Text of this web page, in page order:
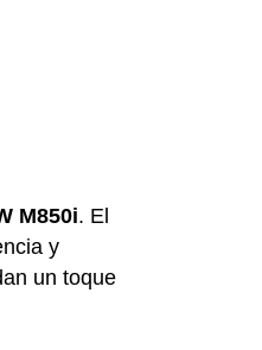
M850i. El
y
un toque